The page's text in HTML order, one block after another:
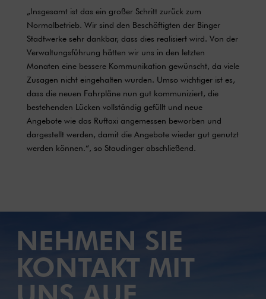
„Insgesamt ist das ein großer Schritt zurück zum
Normalbetrieb. Wir sind den Beschäftigten der Binger
Stadtwerke sehr dankbar, dass dies realisiert wird. Von der
Verwaltungsführung hätten wir uns in den letzten
Monaten eine bessere Kommunikation gewünscht, da viele
Zusagen nicht eingehalten wurden. Umso wichtiger ist es,
dass die neuen Fahrpläne nun gut kommuniziert, die
bestehenden Lücken vollständig gefüllt und neue
Angebote wie das Ruftaxi angemessen beworben und
dargestellt werden, damit die Angebote wieder gut genutzt
werden können.“, so Staudinger abschließend.
NEHMEN SIE
KONTAKT MIT